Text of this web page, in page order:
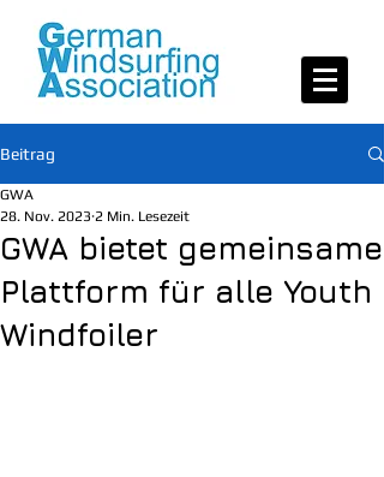
Beitrag
GWA bietet gemeinsame
Plattform für alle Youth
Windfoiler
GWA
28. Nov. 2023 2 Min. Lesezeit